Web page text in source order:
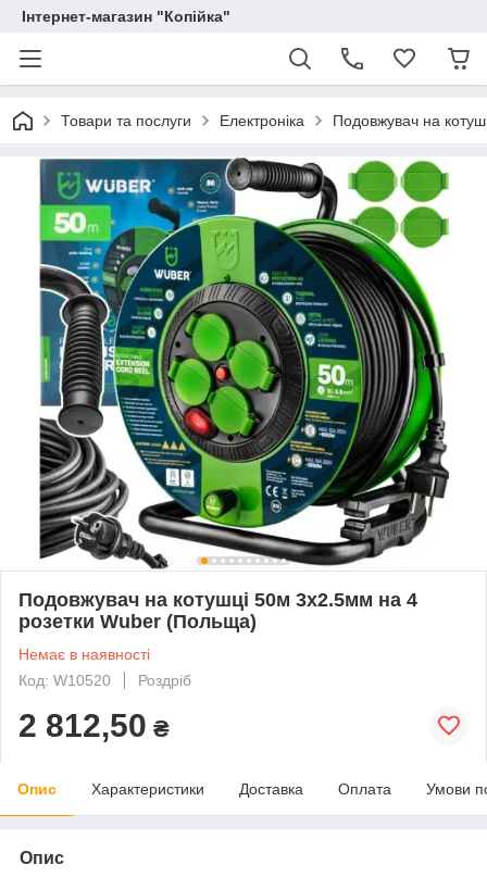
Інтернет-магазин "Копійка"
Товари та послуги Електроніка Подовжувач на
Подовжувач на котушці 50м 3x2.5мм на 4
розетки Wuber (Польща)
Немає в наявності
Код: W10520
Роздріб
2 812,50 ₴
Опис Характеристики Доставка Оплата Умови
Опис